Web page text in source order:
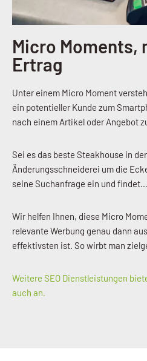
Micro Moments,
Ertrag
Unter einem Micro Moment
ein potentieller Kunde zum
nach einem Artikel oder Angebot
Sei es das beste Steakhouse in
Änderungsschneiderei um die
seine Suchanfrage ein und
Wir helfen Ihnen, diese Micro
relevante Werbung genau dann
effektivsten ist. So wirbt man
Weitere SEO Dienstleistungen
auch an.